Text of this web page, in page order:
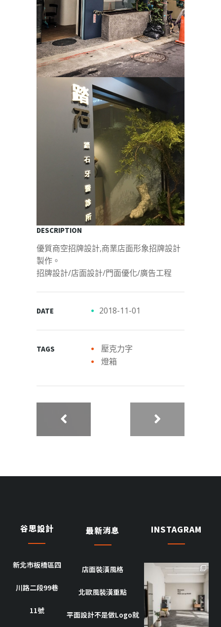
DESCRIPTION
優質商空招牌設計,商業店面形象招牌設計
製作。
招牌設計/店面設計/門面優化/廣告工程
DATE 2018-11-01
TAGS
壓克力字
燈箱
谷思設計
新北市板橋區四
川路二段99巷
11號
最新消息
店面裝潢風格
北歐風裝潢重點
平面設計不是做Logo就
INSTAGRAM
goothdesign
10 月 8